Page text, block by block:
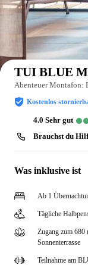
TUI BLUE
Abenteuer Montafon:
Kostenlos
4.0 sehr gut
Brauchst du
Was inklusive ist
Ab 1
Tägliche
Zugang zum 680
Sonnenterrasse
Teilnahme am